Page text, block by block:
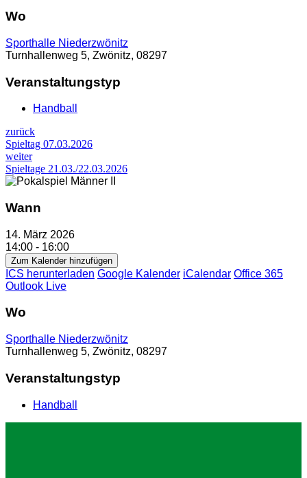
Wo
Sporthalle Niederzwönitz
Turnhallenweg 5, Zwönitz, 08297
Veranstaltungstyp
Handball
zurück
Spieltag 07.03.2026
weiter
Spieltage 21.03./22.03.2026
Wann
14. März 2026
14:00 - 16:00
Zum Kalender hinzufügen
ICS herunterladen Google Kalender iCalendar Office 365
Outlook Live
Wo
Sporthalle Niederzwönitz
Turnhallenweg 5, Zwönitz, 08297
Veranstaltungstyp
Handball